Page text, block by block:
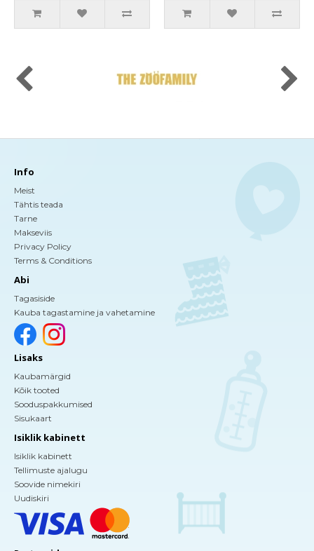
Info
Meist
Tähtis teada
Tarne
Makseviis
Privacy Policy
Terms & Conditions
Abi
Tagasiside
Kauba tagastamine ja vahetamine
Lisaks
Kaubamärgid
Kõik tooted
Sooduspakkumised
Sisukaart
Isiklik kabinett
Isiklik kabinett
Tellimuste ajalugu
Soovide nimekiri
Uudiskiri